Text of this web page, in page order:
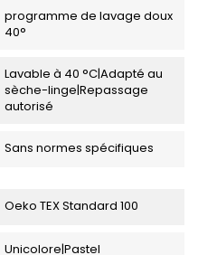
programme de lavage doux
40°
Lavable à 40 °C|Adapté au
sèche-linge|Repassage
autorisé
Sans normes spécifiques
Oeko TEX Standard 100
Unicolore|Pastel